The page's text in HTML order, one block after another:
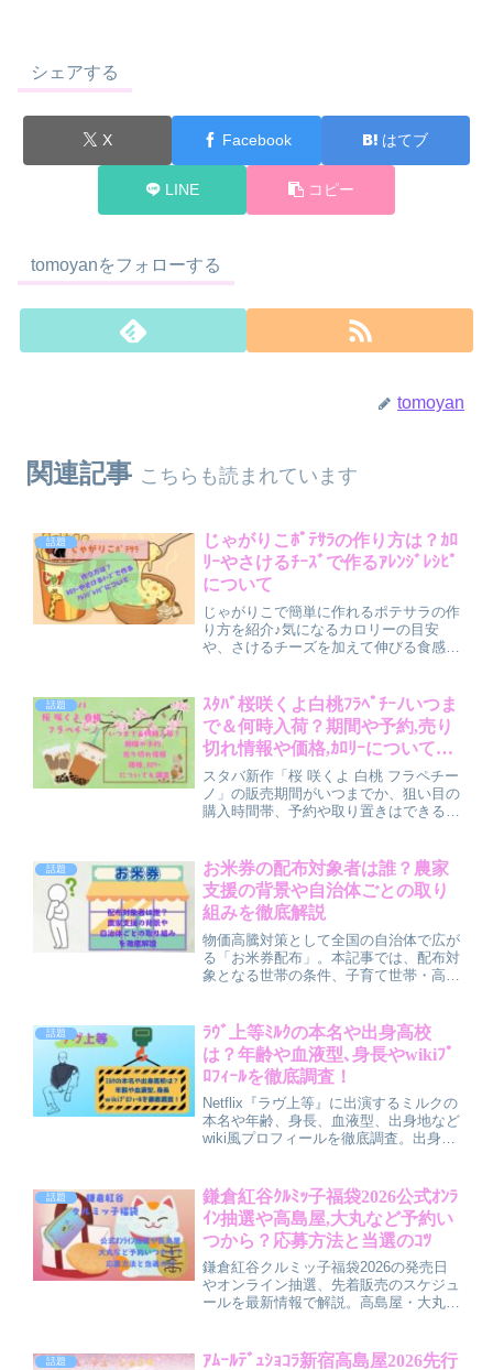
シェアする
X Facebook はてブ
LINE コピー
tomoyanをフォローする
tomoyan
関連記事 こちらも読まれています
話題
じゃがりこﾎﾟﾃｻﾗの作り方は？ｶﾛ
ﾘｰやさけるﾁｰｽﾞで作るｱﾚﾝｼﾞﾚｼﾋﾟ
について
じゃがりこで簡単に作れるポテサラの作
り方を紹介♪気になるカロリーの目安
や、さけるチーズを加えて伸びる食感が
や大人向けのおつまみアレンジまで幅広
く活用できるアイデア満載！忙しい日の
おかずやおやつ、パーティーにもぴった
りです。
話題
ｽﾀﾊﾞ桜咲くよ白桃ﾌﾗﾍﾟﾁｰﾉいつま
で＆何時入荷？期間や予約,売り
切れ情報や価格,ｶﾛﾘｰについても
調査
スタバ新作「桜 咲くよ 白桃 フラペチー
ノ」の販売期間がいつまでか、狙い目の
購入時間帯、予約や取り置きはできるの
際に買いに行く前に知っておきたいポイ
ントとして分かりやすくまとめました。
話題
お米券の配布対象者は誰？農家
支援の背景や自治体ごとの取り
組みを徹底解説
物価高騰対策として全国の自治体で広が
る「お米券配布」。本記事では、配布対
象となる世帯の条件、子育て世帯・高齢
背景まで分かりやすく解説します。使え
る店舗の範囲や地域のユニークな取り組
みも紹介。
話題
ﾗｳﾞ上等ﾐﾙｸの本名や出身高校
は？年齢や血液型､身長やwikiﾌﾟ
ﾛﾌｨｰﾙを徹底調査！
Netflix『ラヴ上等』に出演するミルクの
本名や年齢、身長、血液型、出身地など
wiki風プロフィールを徹底調査。出身高
途な性格まで分かりやすくまとめていま
す。
話題
鎌倉紅谷ｸﾙﾐｯ子福袋2026公式ｵﾝﾗ
ｲﾝ抽選や高島屋,大丸など予約い
つから？応募方法と当選のｺﾂ
鎌倉紅谷クルミッ子福袋2026の発売日
やオンライン抽選、先着販売のスケジュ
ールを最新情報で解説。高島屋・大丸・
ントも詳しく紹介します。当選確率を上
話題
ｱﾑｰﾙﾃﾞｭｼｮｺﾗ新宿高島屋2026先行